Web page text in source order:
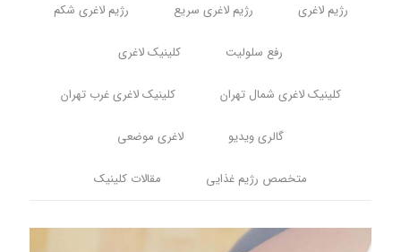
رژیم لاغری رژیم لاغری سریع رژیم لاغری شکم
رفع سلولیت کلینیک لاغری
کلینیک لاغری شمال تهران کلینیک لاغری غرب تهران
گالری ویدیو لاغری موضعی
متخصص رژیم غذایی مقالات کلینیک